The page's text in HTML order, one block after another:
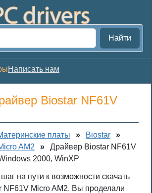
Найти
Написать нам
Biostar NF61V
платы » Biostar
»
AM2
»
Драйвер Biostar NF61V
2000, WinXP
на пути к возможности скачать
NF61V Micro AM2. Вы проделали